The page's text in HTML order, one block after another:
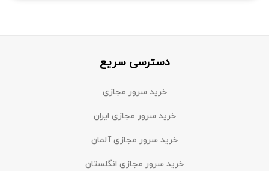
دسترسی سریع
خرید سرور مجازی
خرید سرور مجازی ایران
خرید سرور مجازی آلمان
خرید سرور مجازی انگلستان